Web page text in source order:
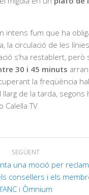
intens fum que ha
la circulació de les línies
s’ha restablert, però
30 i 45 minuts
la freqüència
de la tarda, segons
Calella TV.
SEGÜENT
una moció per
consellers i els
l’ANC i Òmnium